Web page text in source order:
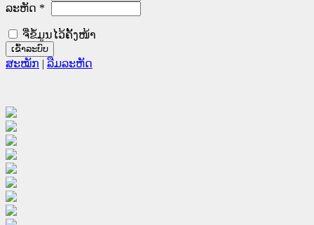
ລະຫັດ *
ຈື່ຂໍ້ມູນໄວ້ຄັ້ງໜ້າ
ສະໝັກ | ລືມລະຫັດ